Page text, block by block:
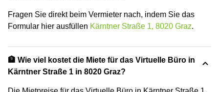
Fragen Sie direkt beim Vermieter nach, indem Sie das
Formular hier ausfüllen Kärntner Straße 1, 8020 Graz.
🏦 Wie viel kostet die Miete für das Virtuelle Büro in
Kärntner Straße 1 in 8020 Graz?